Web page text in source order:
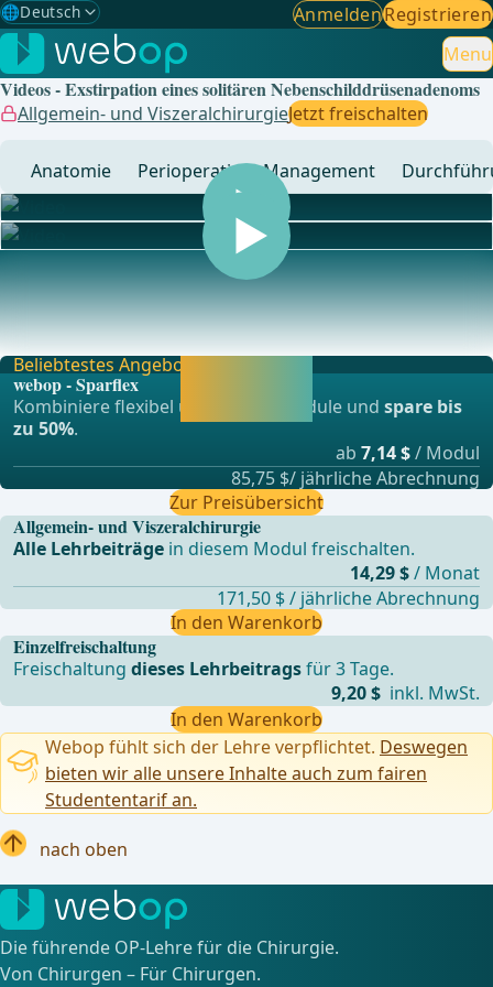
🌐Deutsch
Gewählte Sprache: Deutsch
🇩🇪 Deutsch ✓
🇬🇧English
🇧🇷Brasilianisch
AnmeldenRegistrieren
Menu
Videos - Exstirpation eines solitären Nebenschilddrüsenadenoms
Allgemein- und ViszeralchirurgieJetzt freischalten
Anatomie Perioperatives Management
... - Operationen aus der Allgemein-, Viszeral- und
Transplationschirurgie, Gefässchirurgie und Thor
Einzelfreischaltung
Freischaltungdieses Lehrbeitragsfür 3 Tage.
9,20 $ inkl. MwSt.
In den Warenkorb
Beliebtestes Angebot
webop - Sparflex
Kombiniere flexibel unsere Lernmodule undspare bis
zu 50%.
ab 7,14 $/ Modul
85,75 $/ jährliche Abrechnung
Zur Preisübersicht
Allgemein- und Viszeralchirurgie
Alle Lehrbeiträge in diesem Modul freischalten.
14,29 $/ Monat
171,50 $ / jährliche Abrechnung
In den Warenkorb
Webop fühlt sich der Lehre verpflichtet. Deswegen
bieten wir alle unsere Inhalte auch zum fairen
Studententarif an.
nach oben
Die führende OP-Lehre für die Chirurgie.
Von Chirurgen – Für Chirurgen.